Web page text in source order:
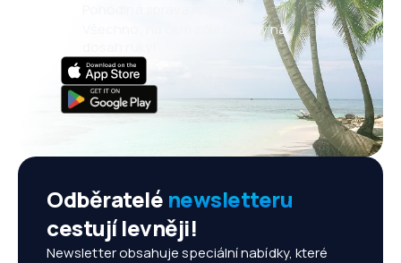
Všechno, na čem záleží, vždy na
Odběratelé newsletteru
cestují levněji!
Newsletter obsahuje speciální nabídky, které